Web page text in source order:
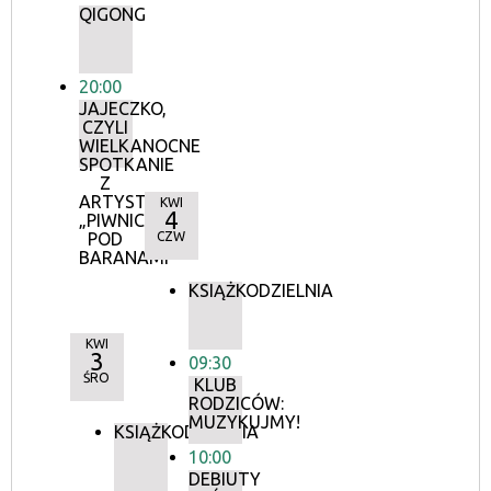
QIGONG
20:00
JAJECZKO,
CZYLI
WIELKANOCNE
SPOTKANIE
Z
ARTYSTAMI
„PIWNICY
POD
BARANAMI”
KWI
3
ŚRO
KSIĄŻKODZIELNIA
KWI
4
CZW
KSIĄŻKODZIELNIA
09:30
KLUB
RODZICÓW:
MUZYKUJMY!
10:00
DEBIUTY